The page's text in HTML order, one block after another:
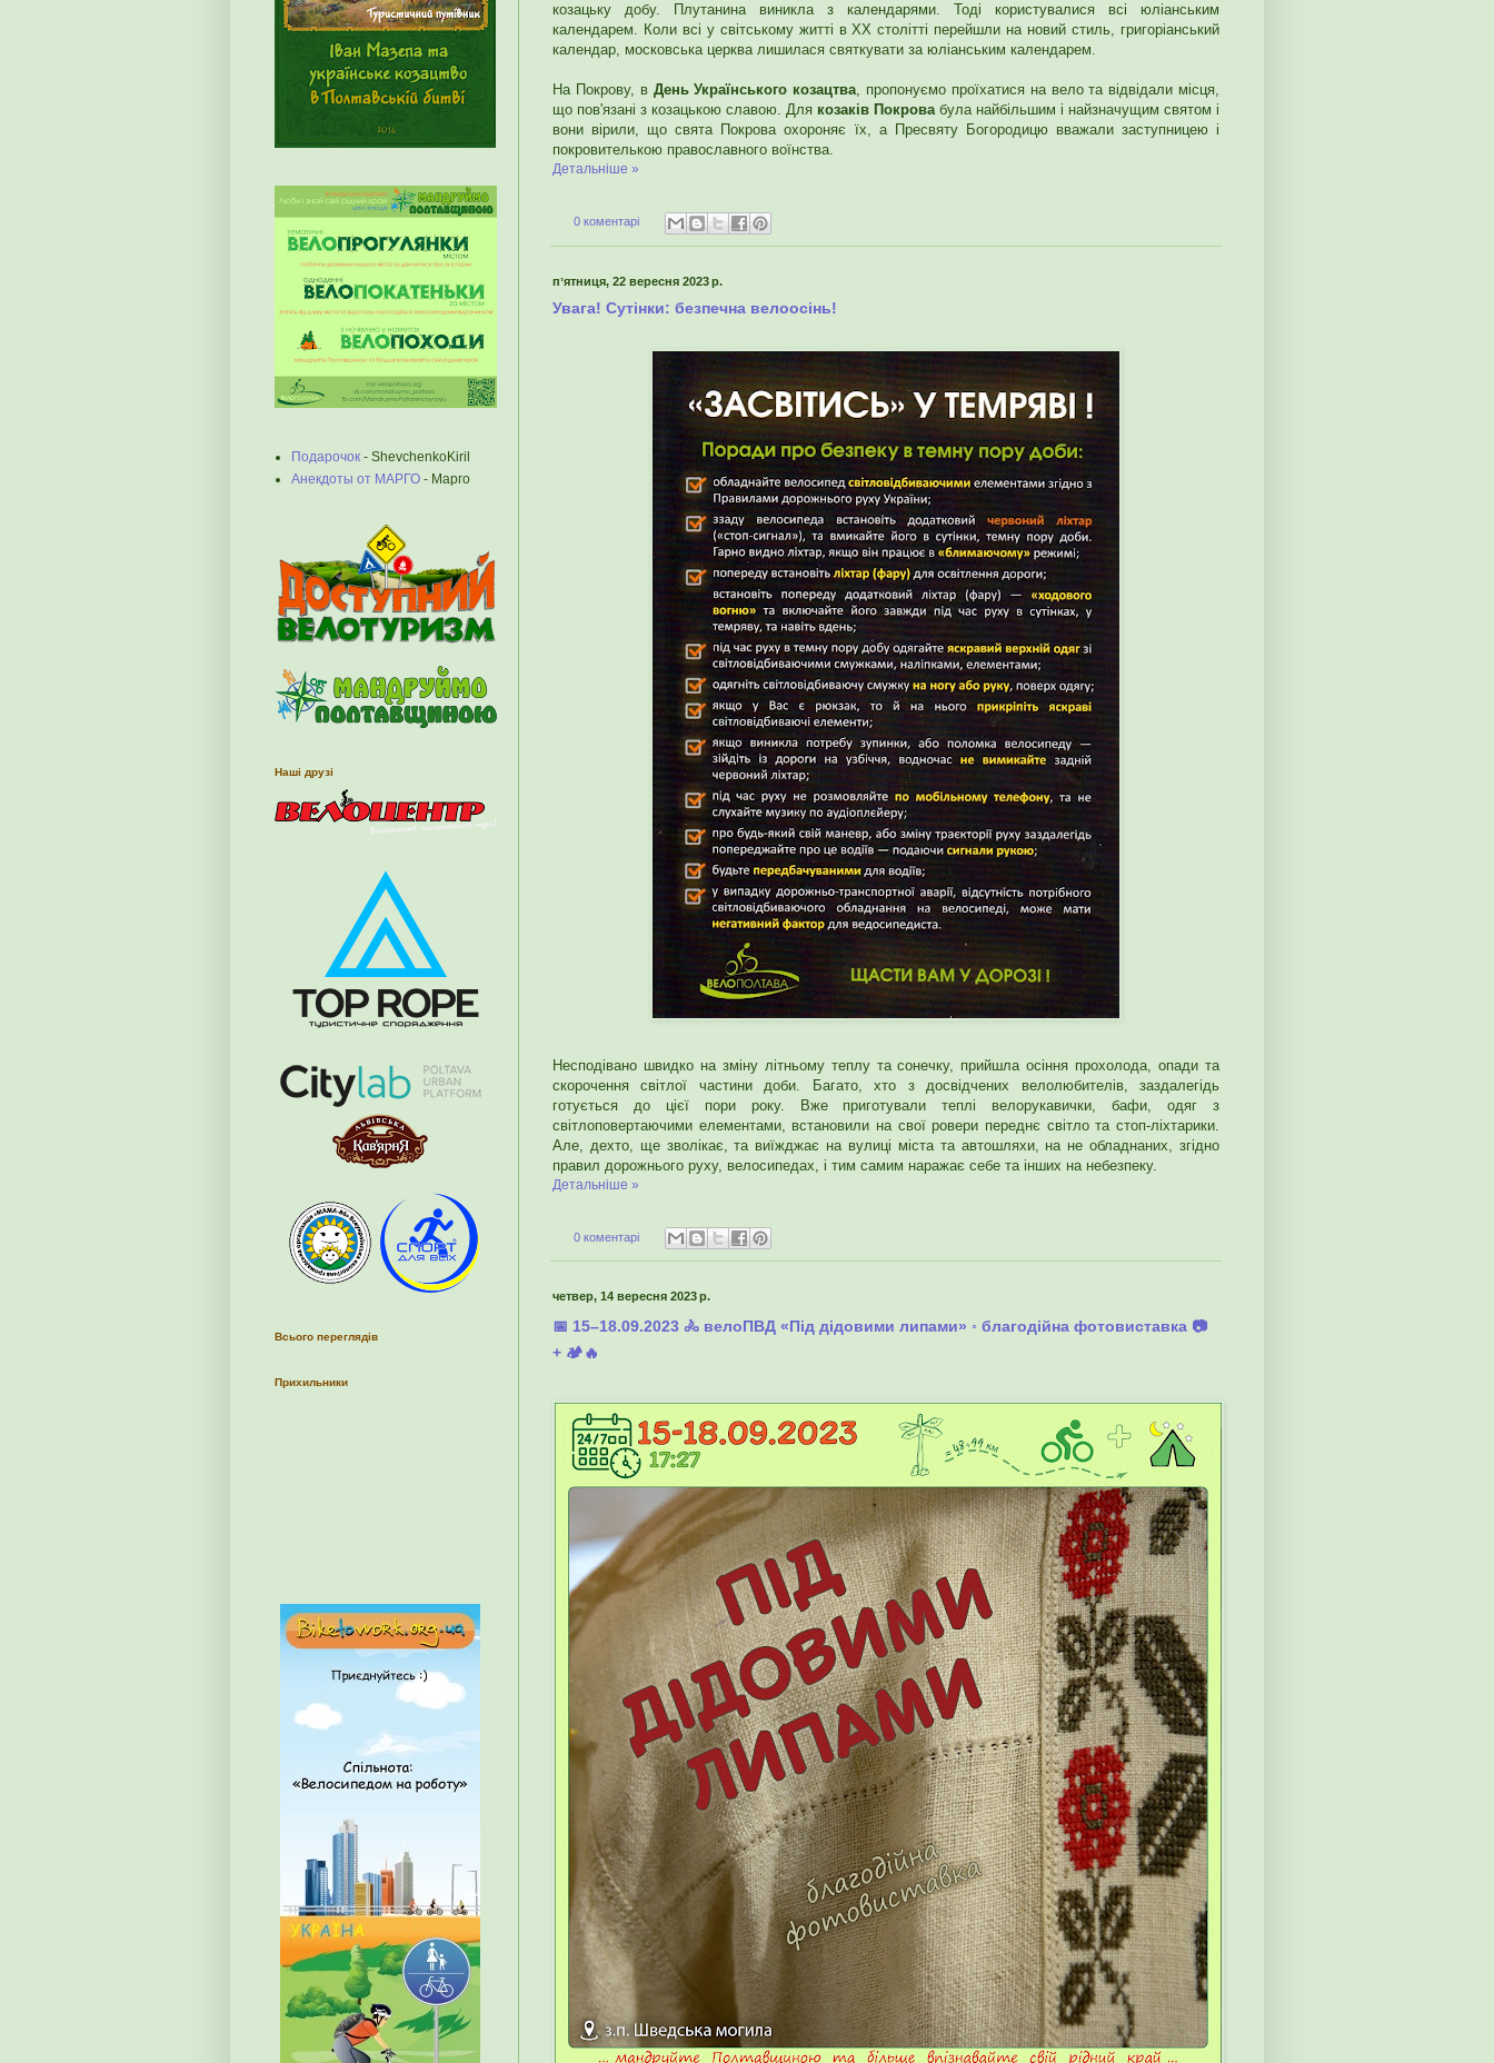
козацьку добу. Плутанина виникла з календарями. Тоді користувалися всі юліанським
календарем. Коли всі у світському житті в XX столітті перейшли на новий стиль, григоріанський
календар, московська церква лишилася святкувати за юліанським календарем.
На Покрову, в День Українського козацтва, пропонуємо проїхатися на вело та відвідали місця,
що пов'язані з козацькою славою. Для козаків Покровабула найбільшим і найзначущим святом і
вони вірили, що свята Покрова охороняє їх, а Пресвяту Богородицю вважали заступницею і
покровителькою православного воїнства.
Детальніше »
0 коментарі
пʼятниця, 22 вересня 2023 р.
Увага! Cутінки: безпечна велоосінь!
Несподівано швидко на зміну літньому теплу та сонечку, прийшла осіння прохолода, опади та
скорочення світлої частини доби. Багато, хто з досвідчених велолюбителів, заздалегідь
готується до цієї пори року. Вже приготували теплі велорукавички, бафи, одяг з
світлоповертаючими елементами, встановили на свої ровери переднє світло та стоп-ліхтарики.
Але, дехто, ще зволікає, та виїжджає на вулиці міста та автошляхи, на не обладнаних, згідно
правил дорожнього руху, велосипедах, і тим самим наражає себе та інших на небезпеку.
Детальніше »
0 коментарі
четвер, 14 вересня 2023 р.
📅 15–18.09.2023 🚴 велоПВД «Під дідовими липами» ◦ благодійна фотовиставка 📷
+ 🏕️🔥
Подарочок - ShevchenkoKiril
Анекдоты от МАРГО - Марго
Наші друзі
Всього переглядів
Прихильники